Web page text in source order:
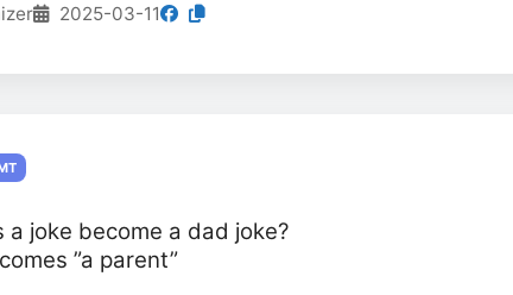
2025-03-11
a joke become a dad joke?
”a parent”